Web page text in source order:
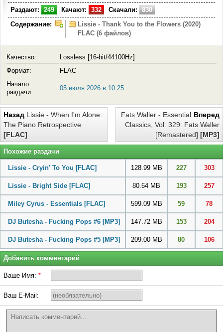
Раздают:
249 Качают: 332 Скачали:
830
Содержание:
Lissie - Thank You to the Flowers (2020)
FLAC (6 файлов)
Качество:
Lossless [16-bit/44100Hz]
Формат:
FLAC
Начало
раздачи:
05 июля 2026 в 10:25
Назад Lissie - When I'm Alone:
The Piano Retrospective
[FLAC]
Вперед
Fats Waller - Essential
Classics, Vol. 329: Fats Waller
[Remastered] [MP3]
Похожие раздачи
Lissie - Cryin' To You [FLAC] 128.99 MB 227 303
Lissie - Bright Side [FLAC] 80.64 MB 193 257
Miley Cyrus - Essentials [FLAC] 599.09 MB 59 78
DJ Butesha - Fucking Pops #6 [MP3] 147.72 MB 153 204
DJ Butesha - Fucking Pops #5 [MP3] 209.00 MB 80 106
Добавить комментарий
Ваше Имя: *
Ваш E-Mail: